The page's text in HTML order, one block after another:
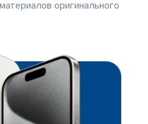
оригинального